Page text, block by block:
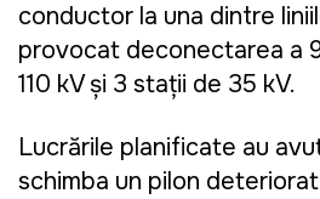
conductor la una dintre
provocat deconectarea a
110 kV și 3 stații de 35 kV.
Lucrările planificate au
schimba un pilon deteriorat